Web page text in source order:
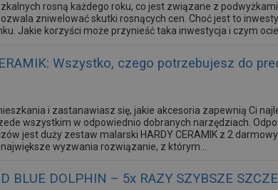
rosną każdego roku, co jest związane z
zniwelować skutki rosnących cen. Choć jest to
Jakie korzyści może przynieść taka inwestycja i czym
Wszystko, czego potrzebujesz do
i zastanawiasz się, jakie akcesoria zapewnią Ci
wszystkim w odpowiednio dobranych narzędziach.
jest duży zestaw malarski HARDY CERAMIK z 2
wyzwania rozwiązanie, z którym...
BLUE DOLPHIN – 5x RAZY SZYBSZE